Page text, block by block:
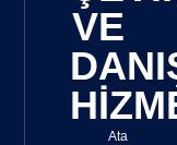
VE
Ata